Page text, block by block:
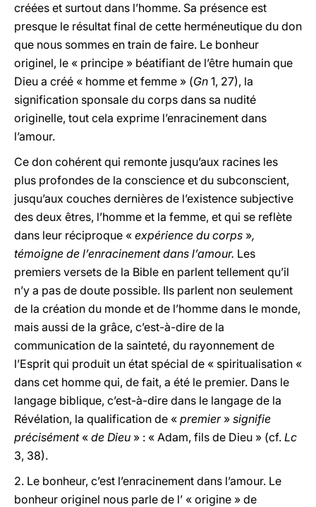
créées et surtout dans l’homme. Sa présence est
presque le résultat final de cette herméneutique du don
que nous sommes en train de faire. Le bonheur
originel, le « principe » béatifiant de l’être humain que
Dieu a créé « homme et femme » (Gn 1, 27), la
signification sponsale du corps dans sa nudité
originelle, tout cela exprime l’enracinement dans
l’amour.
Ce don cohérent qui remonte jusqu’aux racines les
plus profondes de la conscience et du subconscient,
jusqu’aux couches dernières de l’existence subjective
des deux êtres, l’homme et la femme, et qui se reflète
dans leur réciproque « expérience du corps »,
témoigne de l’enracinement dans l’amour. Les
premiers versets de la Bible en parlent tellement qu’il
n’y a pas de doute possible. Ils parlent non seulement
de la création du monde et de l’homme dans le monde,
mais aussi de la grâce, c’est-à-dire de la
communication de la sainteté, du rayonnement de
l’Esprit qui produit un état spécial de « spiritualisation «
dans cet homme qui, de fait, a été le premier. Dans le
langage biblique, c’est-à-dire dans le langage de la
Révélation, la qualification de « premier» signifie
précisément « de Dieu » : « Adam, fils de Dieu » (cf. Lc
3, 38).
2. Le bonheur, c’est l’enracinement dans l’amour. Le
bonheur originel nous parle de l’ « origine » de